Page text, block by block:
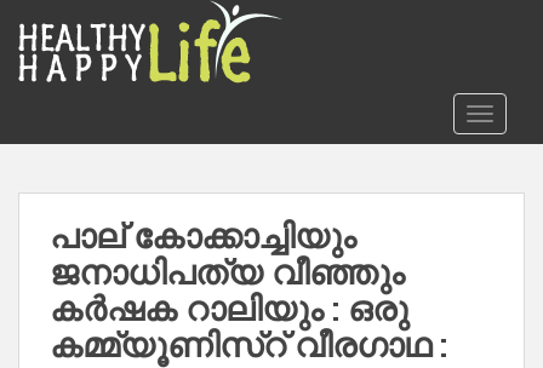
o
പാല് കോക്കാച്ചിയും
ജനാധിപത്യ വീഞ്ഞും
കർഷക റാലിയും : ഒരു
കമ്മ്യൂണിസ്റ് വീരഗാഥ :